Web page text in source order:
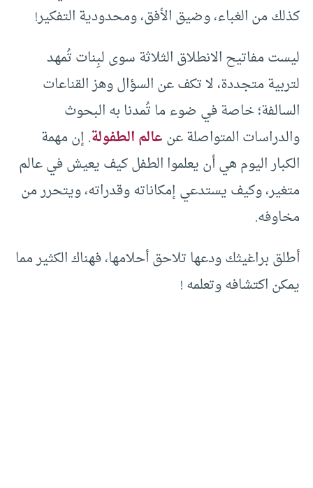
كذلك من الغباء، وضيق الأفق، ومحدودية التفكير!
ليست مفاتيح الانطلاق الثلاثة سوى لبِنات تُمهد
لتربية متجددة، لا تكف عن السؤال وهز القناعات
السالفة؛ خاصة في ضوء ما تُمدنا به البحوث
والدراسات المتواصلة عنعالم الطفولة. إن مهمة
الكبار اليوم هي أن يعلموا الطفل كيف يعيش في عالم
متغير، وكيف يستدعي إمكاناته وقدراته، ويتحرر من
مخاوفه.
أطلق براغيثك ودعها تلاحق أحلامها، فهناك الكثير مما
يمكن اكتشافه وتعلمه !